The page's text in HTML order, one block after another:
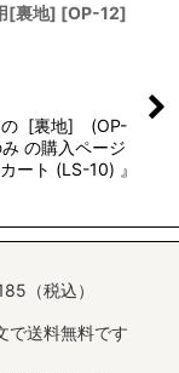
[裏地] [OP-12]
の [裏地] (OP-
の購入ページ
ート (LS-10) 』
（税込）
料無料です